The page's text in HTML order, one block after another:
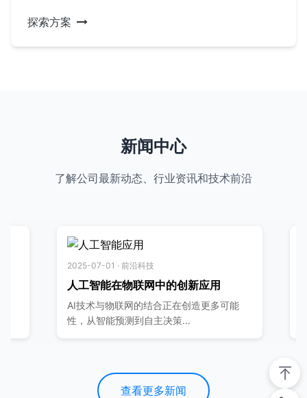
探索方案
新闻中心
了解公司最新动态、行业资讯和技术前沿
2025-07-01 · 前沿科技
人工智能在物联网中的创新应用
AI技术与物联网的结合正在创造更多可能
性，从智能预测到自主决策...
查看更多新闻